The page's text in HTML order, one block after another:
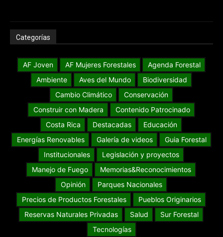
Categorías
AF Joven AF Mujeres Forestales
Agenda Forestal
Ambiente
Aves del Mundo
Biodiversidad
Cambio Climático
Conservación
Construir con Madera
Contenido Patrocinado
Costa Rica
Destacadas
Educación
Energías Renovables
Galería de videos
Guia Forestal
Institucionales
Legislación y proyectos
Manejo de Fuego
Memorias&Reconocimientos
Opinión
Parques Nacionales
Precios de Productos Forestales
Pueblos Originarios
Reservas Naturales Privadas
Salud
Sur Forestal
Tecnologías